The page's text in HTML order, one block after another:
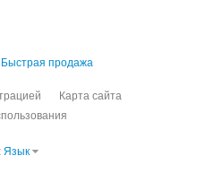
Быстрая продажа
Карта сайта
Язык